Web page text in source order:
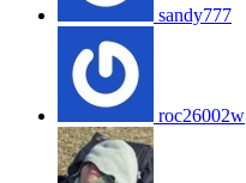
sandy777
roc26002w